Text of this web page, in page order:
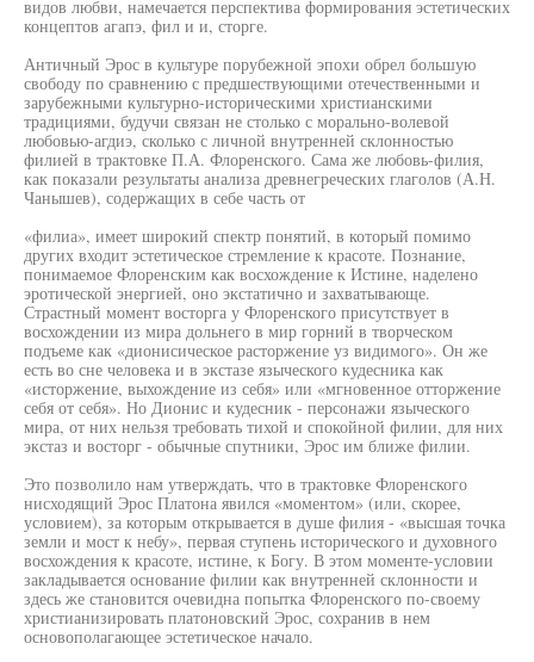
видов любви, намечается перспектива формирования эстетических
концептов агапэ, фил и и, сторге.
Античный Эрос в культуре порубежной эпохи обрел большую
свободу по сравнению с предшествующими отечественными и
зарубежными культурно-историческими христианскими
традициями, будучи связан не столько с морально-волевой
любовью-агдиэ, сколько с личной внутренней склонностью
филией в трактовке П.А. Флоренского. Сама же любовь-филия,
как показали результаты анализа древнегреческих глаголов (А.Н.
Чанышев), содержащих в себе часть от
«филиа», имеет широкий спектр понятий, в который помимо
других входит эстетическое стремление к красоте. Познание,
понимаемое Флоренским как восхождение к Истине, наделено
эротической энергией, оно экстатично и захватывающе.
Страстный момент восторга у Флоренского присутствует в
восхождении из мира дольнего в мир горний в творческом
подъеме как «дионисическое расторжение уз видимого». Он же
есть во сне человека и в экстазе языческого кудесника как
«исторжение, выхождение из себя» или «мгновенное отторжение
себя от себя». Но Дионис и кудесник - персонажи языческого
мира, от них нельзя требовать тихой и спокойной филии, для них
экстаз и восторг - обычные спутники, Эрос им ближе филии.
Это позволило нам утверждать, что в трактовке Флоренского
нисходящий Эрос Платона явился «моментом» (или, скорее,
условием), за которым открывается в душе филия - «высшая точка
земли и мост к небу», первая ступень исторического и духовного
восхождения к красоте, истине, к Богу. В этом моменте-условии
закладывается основание филии как внутренней склонности и
здесь же становится очевидна попытка Флоренского по-своему
христианизировать платоновский Эрос, сохранив в нем
основополагающее эстетическое начало.